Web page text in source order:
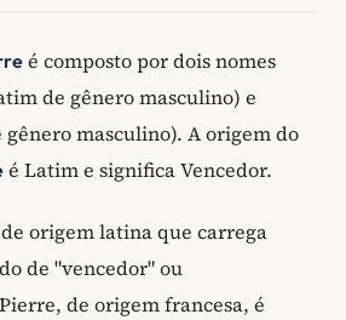
é composto por dois nomes
de gênero masculino) e
gênero masculino). A origem do
é Latim e significa Vencedor.
origem latina que carrega
de "vencedor" ou
de origem francesa, é